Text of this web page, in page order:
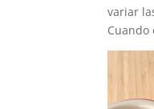
variar